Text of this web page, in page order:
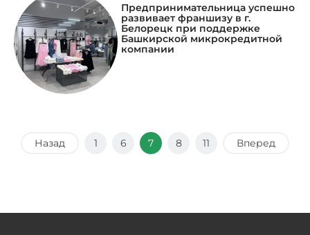
Предпринимательница успешно
развивает франшизу в г.
Белорецк при поддержке
Башкирской микрокредитной
компании
Назад 1 6 7 8 11 Вперед